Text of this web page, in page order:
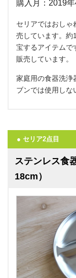
購入月：2019年
セリアではおしゃ
売しています。約
宝するアイテムで
販売しています。
家庭用の食器洗浄
ブンでは使用しな
● セリア2点目
ステンレス食
18cm）